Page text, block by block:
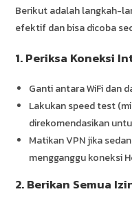
Berikut adalah langkah-
efektif dan bisa dicoba
1. Periksa Koneksi
Ganti antara WiFi dan
Lakukan speed test
direkomendasikan
Matikan VPN jika
mengganggu koneksi
2. Berikan Semua